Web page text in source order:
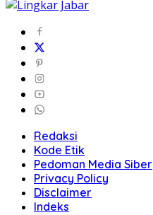
Redaksi
Kode Etik
Pedoman Media Siber
Privacy Policy
Disclaimer
Indeks